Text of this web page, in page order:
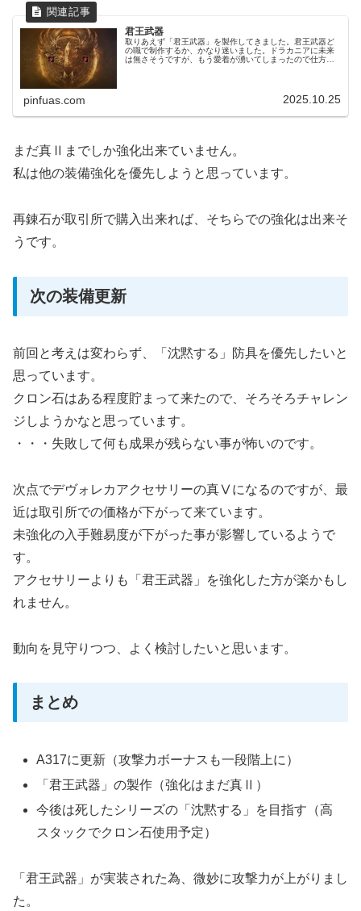
君王武器
取りあえず「君王武器」を製作してきました。君王武器ど
の職で制作するか、かなり迷いました。ドラカニアに未来
は無さそうですが、もう愛着が湧いてしまったので仕方あ
pinfuas.com 2025.10.25
まだ真Ⅱまでしか強化出来ていません。
私は他の装備強化を優先しようと思っています。
再錬石が取引所で購入出来れば、そちらでの強化は出来そ
うです。
次の装備更新
前回と考えは変わらず、「沈黙する」防具を優先したいと
思っています。
クロン石はある程度貯まって来たので、そろそろチャレン
ジしようかなと思っています。
・・・失敗して何も成果が残らない事が怖いのです。
次点でデヴォレカアクセサリーの真Ⅴになるのですが、最
近は取引所での価格が下がって来ています。
未強化の入手難易度が下がった事が影響しているようで
す。
アクセサリーよりも「君王武器」を強化した方が楽かもし
れません。
動向を見守りつつ、よく検討したいと思います。
まとめ
A317に更新（攻撃力ボーナスも一段階上に）
「君王武器」の製作（強化はまだ真Ⅱ）
今後は死したシリーズの「沈黙する」を目指す（高
スタックでクロン石使用予定）
「君王武器」が実装された為、微妙に攻撃力が上がりまし
た。